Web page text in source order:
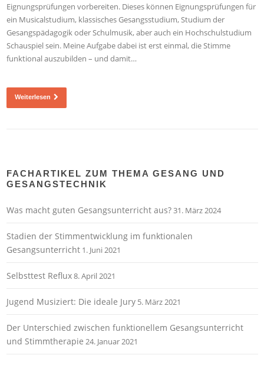
Eignungsprüfungen vorbereiten. Dieses können Eignungsprüfungen für
ein Musicalstudium, klassisches Gesangsstudium, Studium der
Gesangspädagogik oder Schulmusik, aber auch ein Hochschulstudium
Schauspiel sein. Meine Aufgabe dabei ist erst einmal, die Stimme
funktional auszubilden – und damit…
Weiterlesen
FACHARTIKEL ZUM THEMA GESANG UND
GESANGSTECHNIK
Was macht guten Gesangsunterricht aus?31. März 2024
Stadien der Stimmentwicklung im funktionalen
Gesangsunterricht 1. Juni 2021
Selbsttest Reflux8. April 2021
Jugend Musiziert: Die ideale Jury 5. März 2021
Der Unterschied zwischen funktionellem Gesangsunterricht
und Stimmtherapie 24. Januar 2021